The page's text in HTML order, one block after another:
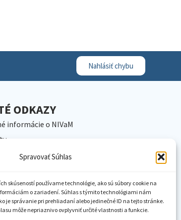
Spravovať Súhlas
skúseností používame technológie, ako sú súbory cookie na
o zariadení. Súhlas s týmito technológiami nám
je správanie pri prehliadaní alebo jedinečné ID na tejto stránke.
môže nepriaznivo ovplyvniť určité vlastnosti a funkcie.
Nahlásiť chybu
ODKAZY
informácie o NIVaM
NIVaM
inštitúcie